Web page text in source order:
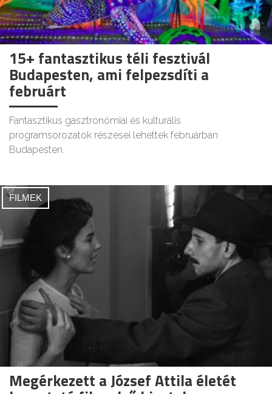
15+ fantasztikus téli fesztivál
Budapesten, ami felpezsdíti a
februárt
Fantasztikus gasztronómiai és kulturális
programsorozatok részesei lehettek februárban
Budapesten.
FILMEK
Megérkezett a József Attila életét